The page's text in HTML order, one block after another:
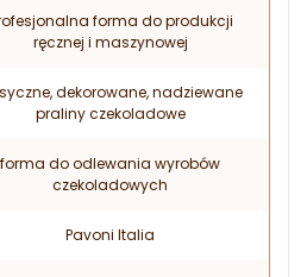
forma do produkcji
ręcznej i maszynowej
dekorowane, nadziewane
praliny czekoladowe
forma do odlewania wyrobów
czekoladowych
Pavoni Italia